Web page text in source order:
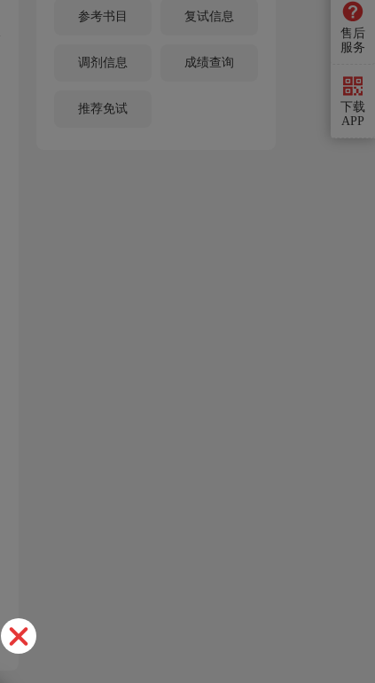
参考书目 复试信息
调剂信息 成绩查询
推荐免试
售后
服务
下载
APP